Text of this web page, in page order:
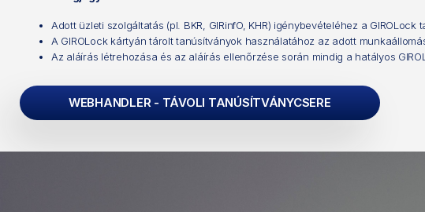
Adott üzleti szolgáltatás (pl. BKR, GIRinfO, KHR) igénybevételéhez a
A GIROLock kártyán tárolt tanúsítványok használatához az adott
Az aláírás létrehozása és az aláírás ellenőrzése során mindig a hatályos
WEBHANDLER - TÁVOLI TANÚSÍTVÁNYCSERE